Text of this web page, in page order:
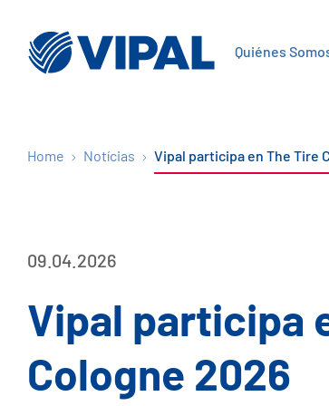
Quiénes
Home Notícias Vipal participa en The Tire
09.04.2026
Vipal participa
Cologne 2026